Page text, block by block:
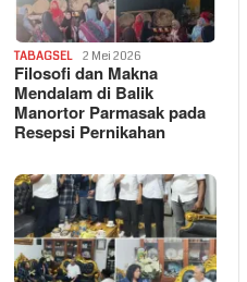
TABAGSEL 2 Mei 2026
Filosofi dan Makna
Mendalam di Balik
Manortor Parmasak pada
Resepsi Pernikahan